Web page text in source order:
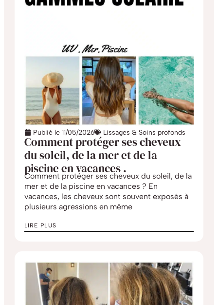
Publié le 11/05/2026 Lissages & Soins profonds
Comment protéger ses cheveux
du soleil, de la mer et de la
piscine en vacances .
Comment protéger ses cheveux du soleil, de la
mer et de la piscine en vacances ? En
vacances, les cheveux sont souvent exposés à
plusieurs agressions en même
LIRE PLUS